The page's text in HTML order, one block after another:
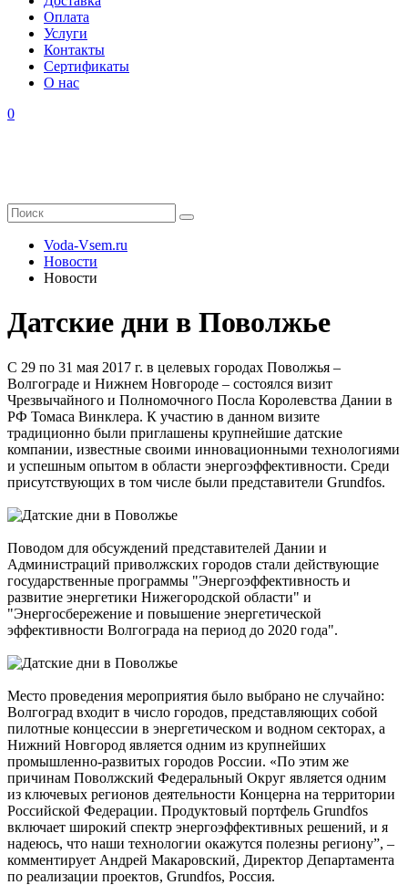
Оплата
Услуги
Контакты
Cертификаты
О нас
0
Voda-Vsem.ru
Новости
Новости
Датские дни в Поволжье
С 29 по 31 мая 2017 г. в целевых городах Поволжья –
Волгограде и Нижнем Новгороде – состоялся визит
Чрезвычайного и Полномочного Посла Королевства Дании в
РФ Томаса Винклера. К участию в данном визите
традиционно были приглашены крупнейшие датские
компании, известные своими инновационными технологиями
и успешным опытом в области энергоэффективности. Среди
присутствующих в том числе были представители Grundfos.
Поводом для обсуждений представителей Дании и
Администраций приволжских городов стали действующие
государственные программы "Энергоэффективность и
развитие энергетики Нижегородской области" и
"Энергосбережение и повышение энергетической
эффективности Волгограда на период до 2020 года".
Место проведения мероприятия было выбрано не случайно:
Волгоград входит в число городов, представляющих собой
пилотные концессии в энергетическом и водном секторах, а
Нижний Новгород является одним из крупнейших
промышленно-развитых городов России. «По этим же
причинам Поволжский Федеральный Округ является одним
из ключевых регионов деятельности Концерна на территории
Российской Федерации. Продуктовый портфель Grundfos
включает широкий спектр энергоэффективных решений, и я
надеюсь, что наши технологии окажутся полезны региону”, –
комментирует Андрей Макаровский, Директор Департамента
по реализации проектов, Grundfos, Россия.